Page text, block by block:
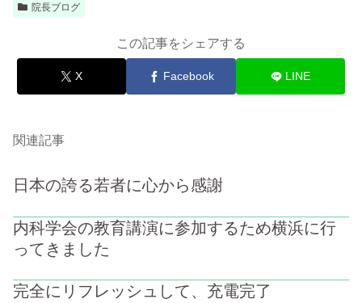
院長ブログ
この記事をシェアする
X Facebook LINE
関連記事
日本の誇る若者に心から感謝
内科学会の教育講演に参加するため横浜に行
ってきました
完全にリフレッシュして、充電完了